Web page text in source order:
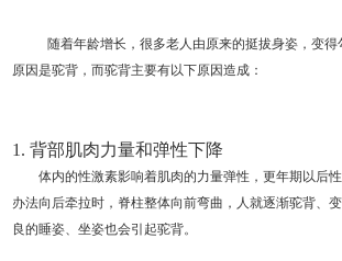
随着年龄增长，很多老人由原来的挺拔身姿，变
原因是驼背，而驼背主要有以下原因造成：
1. 背部肌肉力量和弹性下降
体内的性激素影响着肌肉的力量弹性，更年期以后性
办法向后牵拉时，脊柱整体向前弯曲，人就逐渐驼背、
良的睡姿、坐姿也会引起驼背。